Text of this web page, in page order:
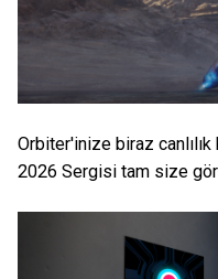
Orbiter'inize biraz
2026 Sergisi tam size